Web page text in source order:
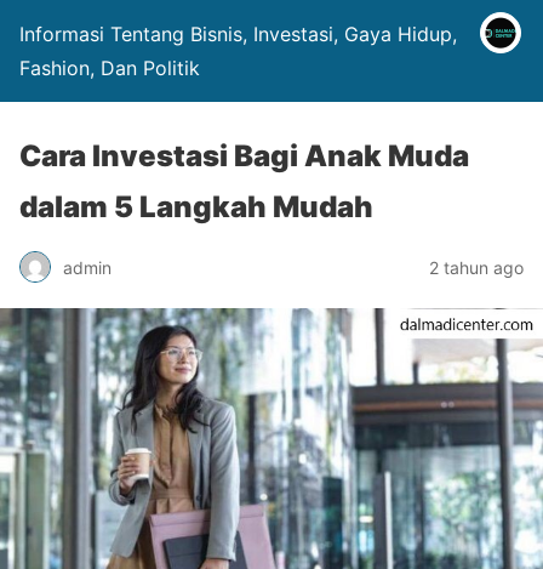
Informasi Tentang Bisnis, Investasi, Gaya Hidup,
Fashion, Dan Politik
Cara Investasi Bagi Anak Muda
dalam 5 Langkah Mudah
admin 2 tahun ago